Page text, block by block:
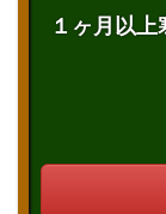
１ヶ月以